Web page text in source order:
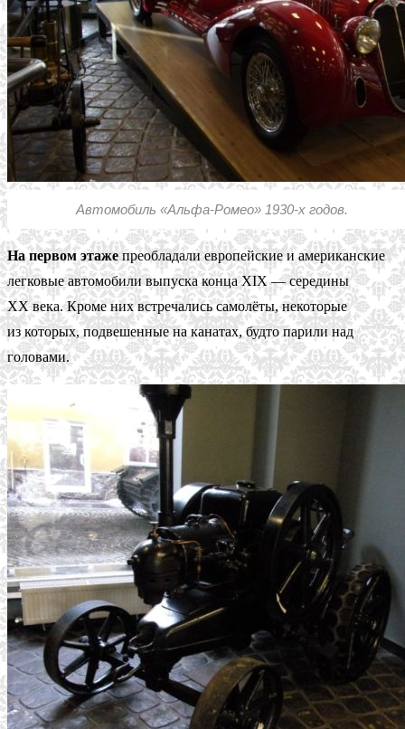
Автомобиль «Альфа-Ромео» 1930-х годов.
На первом этажепреобладали европейские и американские
легковые автомобили выпуска конца XIX — середины
XX века. Кроме них встречались самолёты, некоторые
из которых, подвешенные на канатах, будто парили над
головами.